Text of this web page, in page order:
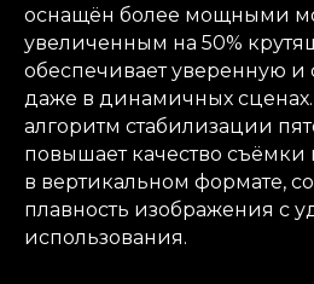
оснащён более мощными
увеличенным на 50%
обеспечивает уверенную и
даже в динамичных
алгоритм стабилизации
повышает качество съёмки
в вертикальном формате,
плавность изображения с
использования.